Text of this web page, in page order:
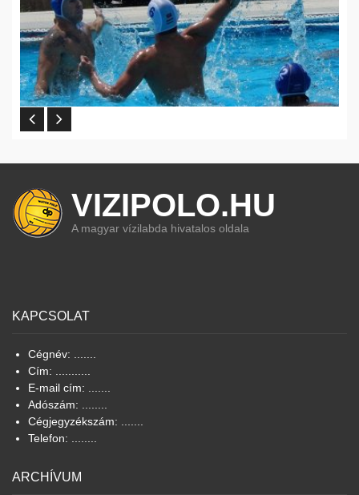
VIZIPOLO.HU
A magyar vízilabda hivatalos oldala
KAPCSOLAT
Cégnév: .......
Cím: ...........
E-mail cím: .......
Adószám: ........
Cégjegyzékszám: .......
Telefon: ........
ARCHÍVUM